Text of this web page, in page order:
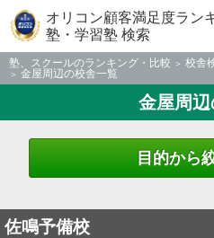
オリコン顧客満足度ラン
塾・学習塾 検索
塾、スクールのランキング・比較 校舎
金屋周辺の校舎一覧
金屋周
目的から
佐鳴予備校